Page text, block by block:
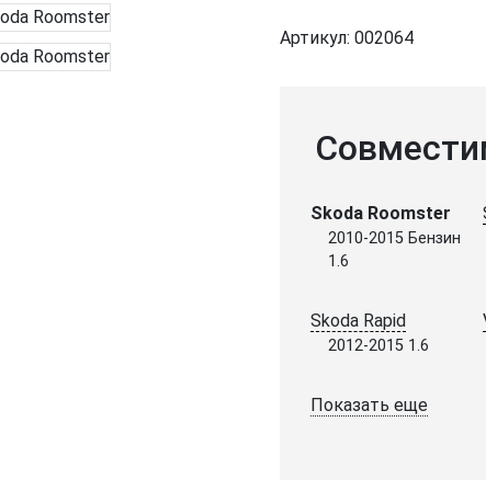
Артикул: 002064
Skoda Roomster
2010-2015 Бензин
1.6
Skoda Rapid
2012-2015 1.6
Показать еще